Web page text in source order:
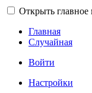
Открыть
Главная
Случайная
Войти
Настройки